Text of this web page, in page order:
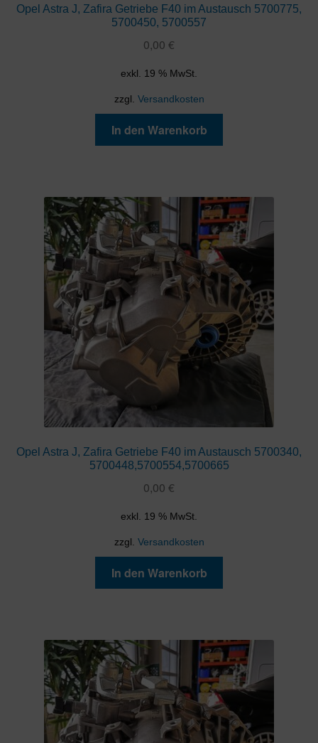
Opel Astra J, Zafira Getriebe F40 im Austausch 5700775,
5700450, 5700557
0,00 €
exkl. 19 % MwSt.
zzgl. Versandkosten
In den Warenkorb
Opel Astra J, Zafira Getriebe F40 im Austausch 5700340,
5700448,5700554,5700665
0,00 €
exkl. 19 % MwSt.
zzgl. Versandkosten
In den Warenkorb